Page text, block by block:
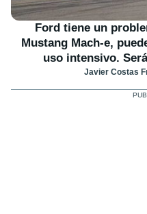
Ford tiene un
Mustang Mach-e,
uso intensivo.
Javier Costas